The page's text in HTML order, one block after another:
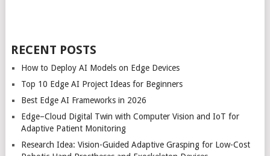
RECENT POSTS
How to Deploy AI Models on Edge Devices
Top 10 Edge AI Project Ideas for Beginners
Best Edge AI Frameworks in 2026
Edge–Cloud Digital Twin with Computer Vision and IoT for
Adaptive Patient Monitoring
Research Idea: Vision-Guided Adaptive Grasping for Low-Cost